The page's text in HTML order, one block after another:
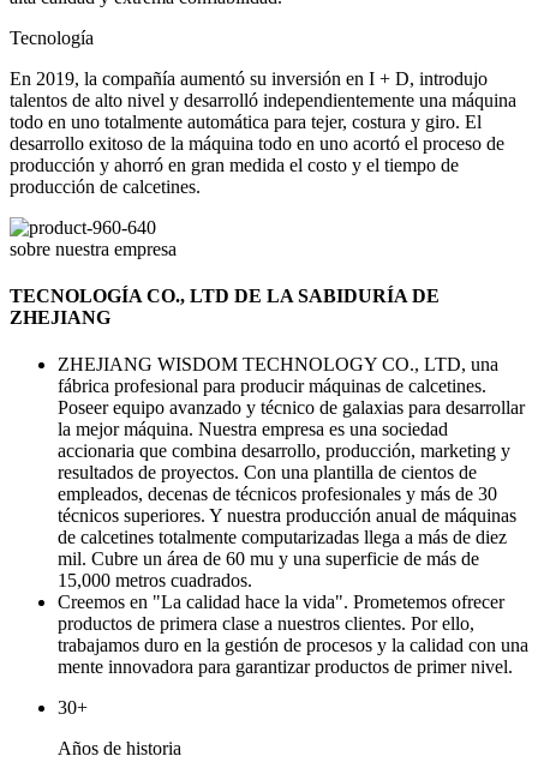
Tecnología
En 2019, la compañía aumentó su inversión en I + D, introdujo
talentos de alto nivel y desarrolló independientemente una máquina
todo en uno totalmente automática para tejer, costura y giro. El
desarrollo exitoso de la máquina todo en uno acortó el proceso de
producción y ahorró en gran medida el costo y el tiempo de
producción de calcetines.
sobre nuestra empresa
TECNOLOGÍA CO., LTD DE LA SABIDURÍA DE
ZHEJIANG
ZHEJIANG WISDOM TECHNOLOGY CO., LTD, una
fábrica profesional para producir máquinas de calcetines.
Poseer equipo avanzado y técnico de galaxias para desarrollar
la mejor máquina. Nuestra empresa es una sociedad
accionaria que combina desarrollo, producción, marketing y
resultados de proyectos. Con una plantilla de cientos de
empleados, decenas de técnicos profesionales y más de 30
técnicos superiores. Y nuestra producción anual de máquinas
de calcetines totalmente computarizadas llega a más de diez
mil. Cubre un área de 60 mu y una superficie de más de
15,000 metros cuadrados.
Creemos en "La calidad hace la vida". Prometemos ofrecer
productos de primera clase a nuestros clientes. Por ello,
trabajamos duro en la gestión de procesos y la calidad con una
mente innovadora para garantizar productos de primer nivel.
30+
Años de historia